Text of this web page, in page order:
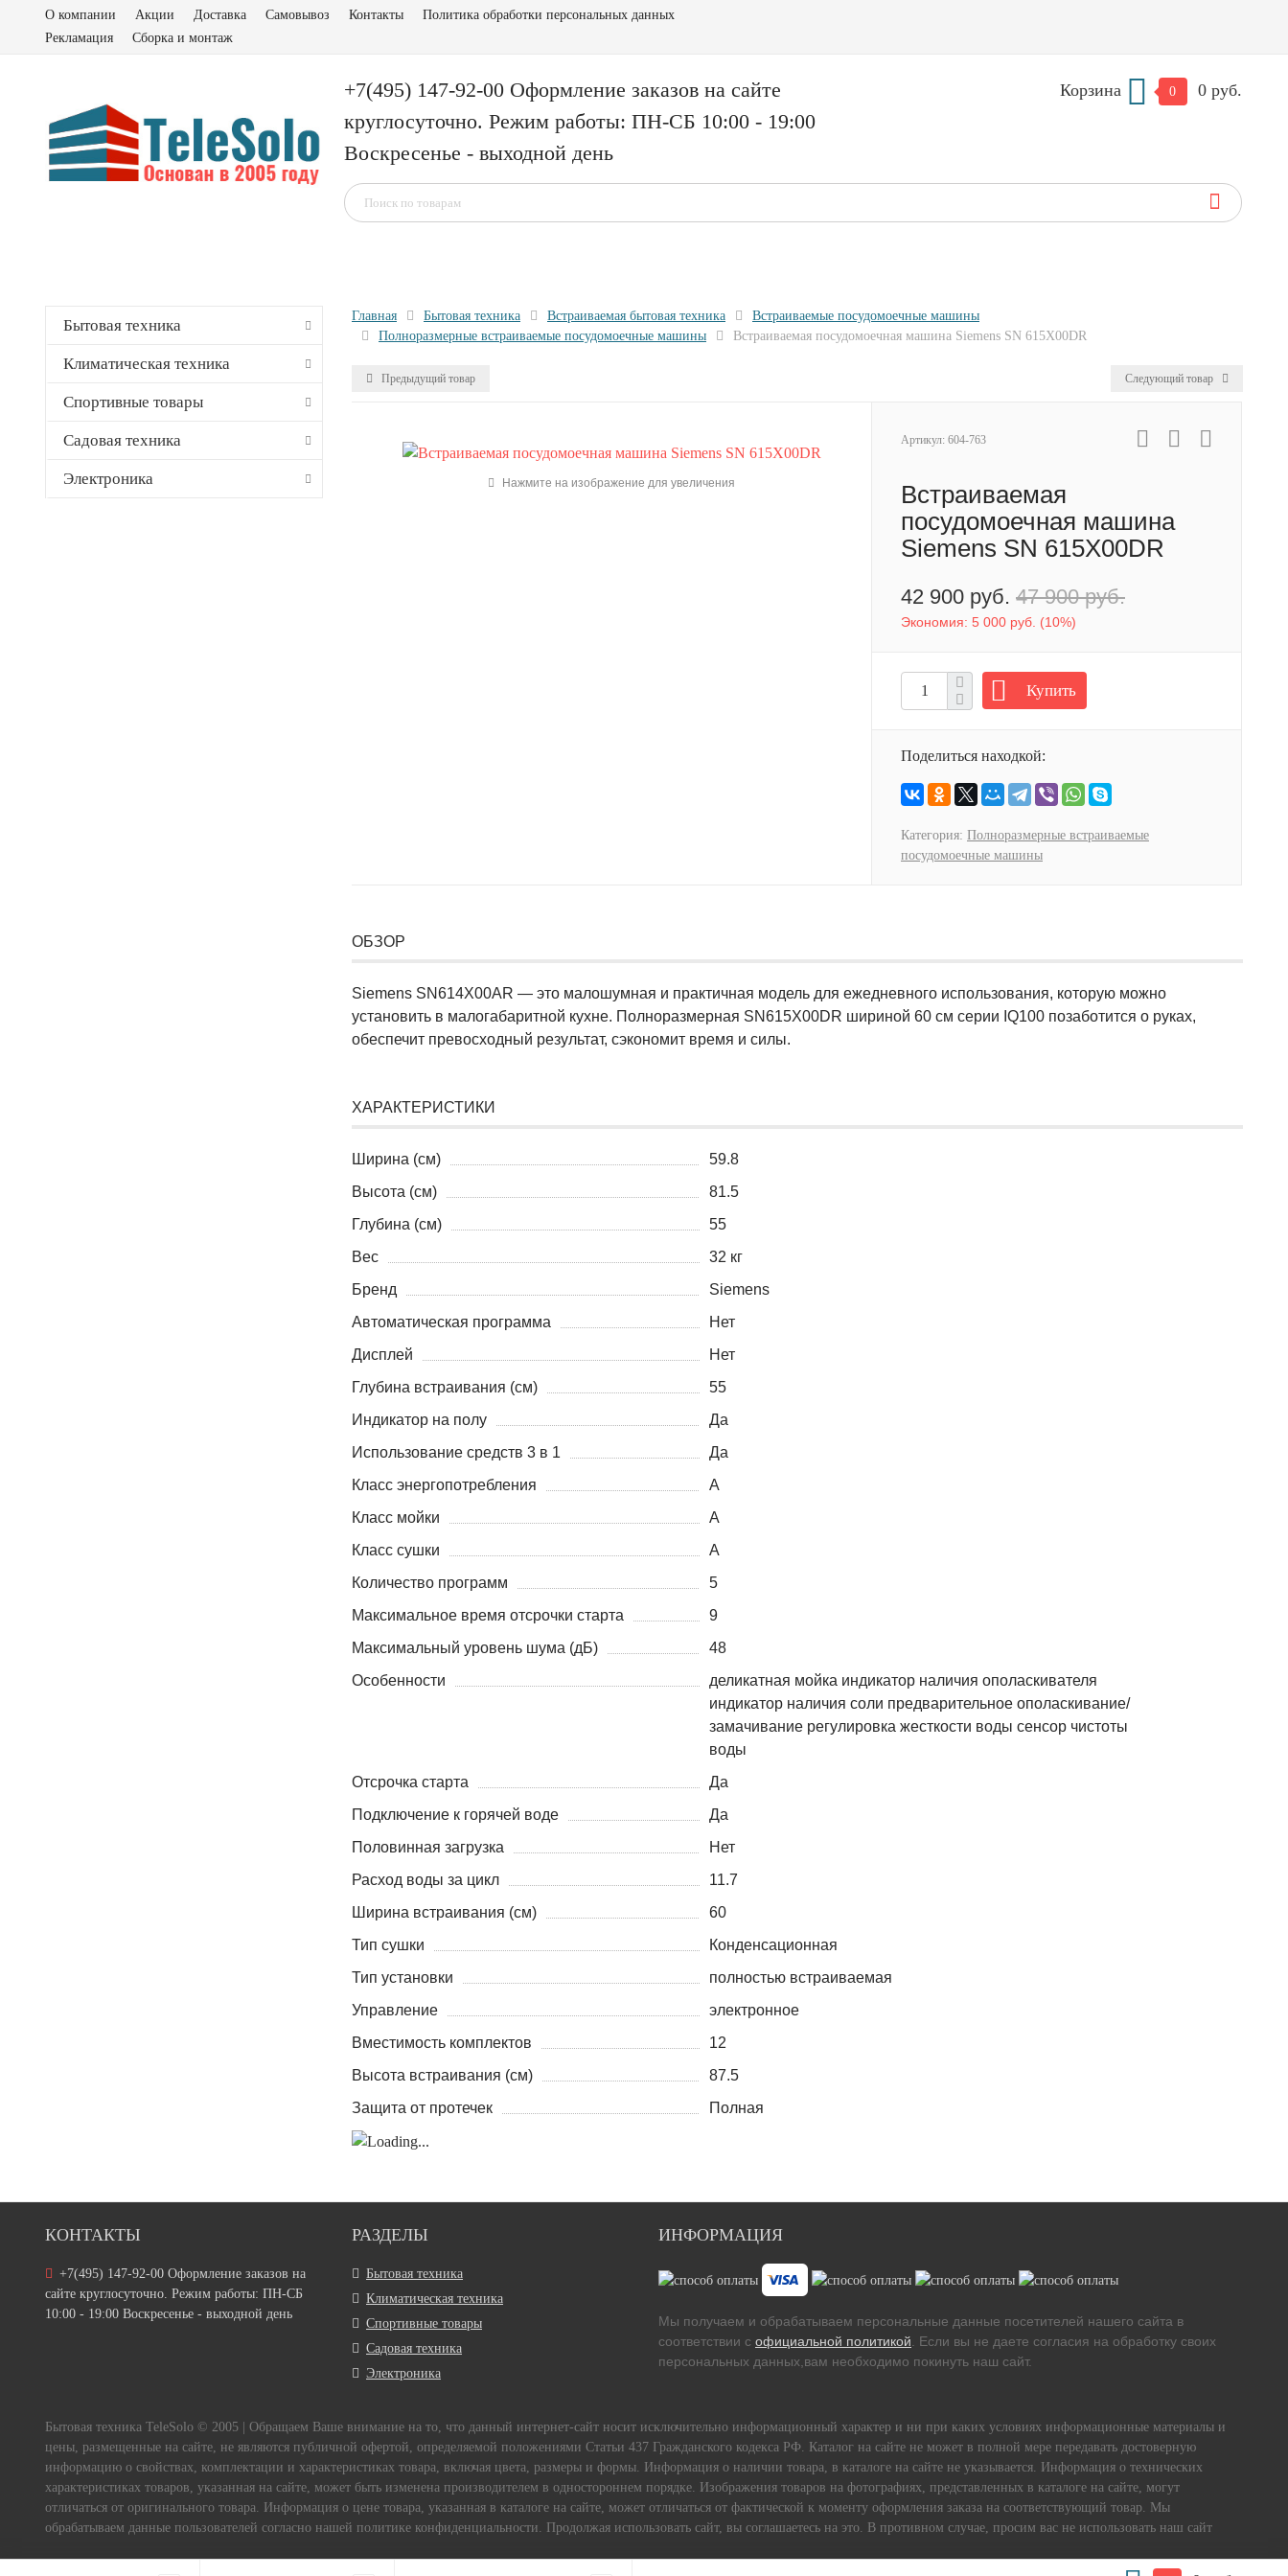
О компании Акции Доставка Самовывоз Контакты
Политика обработки персональных данных
Рекламация
Сборка и монтаж
+7(495) 147-92-00 Оформление заказов на сайте
круглосуточно. Режим работы: ПН-СБ 10:00 - 19:00
Воскресенье - выходной день
Корзина 0 0 руб.
Бытовая техника
Климатическая техника
Спортивные товары
Садовая техника
Электроника
Главная Бытовая техника Встраиваемая бытовая техника
Встраиваемые посудомоечные машины
Полноразмерные встраиваемые посудомоечные машины
Встраиваемая посудомоечная машина Siemens SN 615X00DR
Предыдущий товар Следующий товар
Нажмите на изображение для увеличения
Артикул: 604-763
Встраиваемая
посудомоечная машина
Siemens SN 615X00DR
42 900 руб. 47 900 руб.
Экономия: 5 000 руб. (10%)
Купить
Поделиться находкой:
Категория: Полноразмерные встраиваемые
посудомоечные машины
ОБЗОР
Siemens SN614X00AR — это малошумная и практичная модель для ежедневного использования, которую можно
установить в малогабаритной кухне. Полноразмерная SN615X00DR шириной 60 см серии IQ100 позаботится о руках,
обеспечит превосходный результат, сэкономит время и силы.
ХАРАКТЕРИСТИКИ
Ширина (см)
59.8
Высота (см)
81.5
Глубина (см)
55
Вес
32 кг
Бренд
Siemens
Автоматическая программа
Нет
Дисплей
Нет
Глубина встраивания (см)
55
Индикатор на полу
Да
Использование средств 3 в 1
Да
Класс энергопотребления
A
Класс мойки
A
Класс сушки
A
Количество программ
5
Максимальное время отсрочки старта
9
Максимальный уровень шума (дБ)
48
Особенности
деликатная мойка индикатор наличия ополаскивателя
индикатор наличия соли предварительное ополаскивание/
замачивание регулировка жесткости воды сенсор чистоты
воды
Отсрочка старта
Да
Подключение к горячей воде
Да
Половинная загрузка
Нет
Расход воды за цикл
11.7
Ширина встраивания (см)
60
Тип сушки
Конденсационная
Тип установки
полностью встраиваемая
Управление
электронное
Вместимость комплектов
12
Высота встраивания (см)
87.5
Защита от протечек
Полная
КОНТАКТЫ
+7(495) 147-92-00 Оформление заказов на
сайте круглосуточно. Режим работы: ПН-СБ
10:00 - 19:00 Воскресенье - выходной день
РАЗДЕЛЫ
Бытовая техника
Климатическая техника
Спортивные товары
Садовая техника
Электроника
ИНФОРМАЦИЯ
Мы получаем и обрабатываем персональные данные посетителей нашего сайта в
соответствии с официальной политикой. Если вы не даете согласия на обработку своих
персональных данных,вам необходимо покинуть наш сайт.
Бытовая техника TeleSolo © 2005 | Обращаем Ваше внимание на то, что данный интернет-сайт носит исключительно информационный характер и ни при каких условиях информационные материалы и
цены, размещенные на сайте, не являются публичной офертой, определяемой положениями Статьи 437 Гражданского кодекса РФ. Каталог на сайте не может в полной мере передавать достоверную
информацию о свойствах, комплектации и характеристиках товара, включая цвета, размеры и формы. Информация о наличии товара, в каталоге на сайте не указывается. Информация о технических
характеристиках товаров, указанная на сайте, может быть изменена производителем в одностороннем порядке. Изображения товаров на фотографиях, представленных в каталоге на сайте, могут
отличаться от оригинального товара. Информация о цене товара, указанная в каталоге на сайте, может отличаться от фактической к моменту оформления заказа на соответствующий товар. Мы
обрабатываем данные пользователей согласно нашей политике конфиденциальности. Продолжая использовать сайт, вы соглашаетесь на это. В противном случае, просим вас не использовать наш сайт